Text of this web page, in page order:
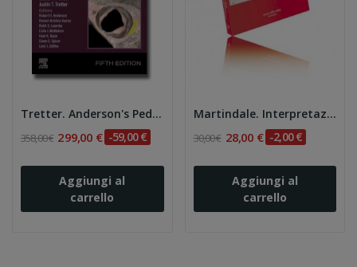
Tretter. Anderson's Pediatric Cardiology 5e
358,00 € 299,00 € -59,00 €
Aggiungi al
carrello
Martindale. Interpretazione rapida dell'ECG in...
30,00 € 28,00 € -2,00 €
Aggiungi al
carrello